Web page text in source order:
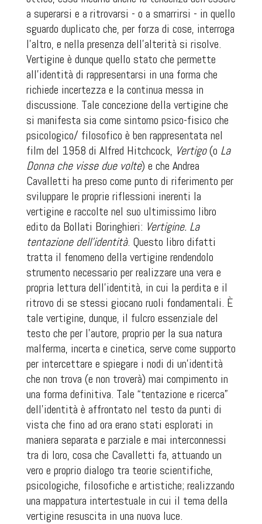
a superarsi e a ritrovarsi - o a smarrirsi - in quello
sguardo duplicato che, per forza di cose, interroga
l’altro, e nella presenza dell’alterità si risolve.
Vertigine è dunque quello stato che permette
all’identità di rappresentarsi in una forma che
richiede incertezza e la continua messa in
discussione. Tale concezione della vertigine che
si manifesta sia come sintomo psico-fisico che
psicologico/ filosofico è ben rappresentata nel
film del 1958 di Alfred Hitchcock, Vertigo(o La
Donna che visse due volte) e che Andrea
Cavalletti ha preso come punto di riferimento per
sviluppare le proprie riflessioni inerenti la
vertigine e raccolte nel suo ultimissimo libro
edito da Bollati Boringhieri: Vertigine. La
tentazione dell’identità. Questo libro difatti
tratta il fenomeno della vertigine rendendolo
strumento necessario per realizzare una vera e
propria lettura dell’identità, in cui la perdita e il
ritrovo di se stessi giocano ruoli fondamentali. È
tale vertigine, dunque, il fulcro essenziale del
testo che per l’autore, proprio per la sua natura
malferma, incerta e cinetica, serve come supporto
per intercettare e spiegare i nodi di un’identità
che non trova (e non troverà) mai compimento in
una forma definitiva. Tale “tentazione e ricerca”
dell’identità è affrontato nel testo da punti di
vista che fino ad ora erano stati esplorati in
maniera separata e parziale e mai interconnessi
tra di loro, cosa che Cavalletti fa, attuando un
vero e proprio dialogo tra teorie scientifiche,
psicologiche, filosofiche e artistiche; realizzando
una mappatura intertestuale in cui il tema della
vertigine resuscita in una nuova luce.